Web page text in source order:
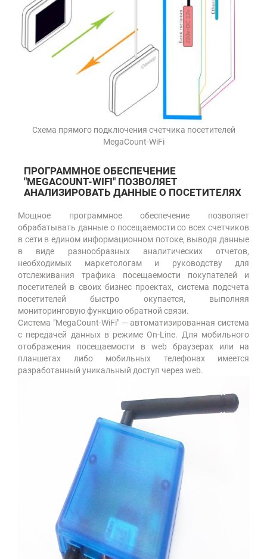
Схема прямого подключения счетчика посетителей
MegaCount-WiFi
ПРОГРАММНОЕ ОБЕСПЕЧЕНИЕ
"MEGACOUNT-WIFI" ПОЗВОЛЯЕТ
АНАЛИЗИРОВАТЬ ДАННЫЕ О ПОСЕТИТЕЛЯХ
Мощное программное обеспечение позволяет
обрабатывать данные о посещаемости со всех счетчиков
в сети в едином информационном потоке, выводя данные
в виде разнообразных аналитических отчетов,
необходимых маркетологам и руководству для
отслеживания трафика посещаемости покупателей и
посетителей в своих бизнес проектах, система подсчета
посетителей быстро окупается, выполняя
мониторинговую функцию обратной связи.
Система "MegaCount-WiFi" — автоматизированная система
с передачей данных в режиме On-Line. Для мобильного
отображения посещаемости в web браузерах или на
планшетах либо мобильных телефонах имеется
разработанный уникальный доступ через web.